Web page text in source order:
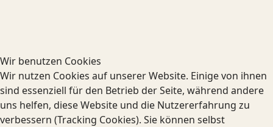
Wir benutzen Cookies
Wir nutzen Cookies auf unserer Website. Einige von ihnen
sind essenziell für den Betrieb der Seite, während andere
uns helfen, diese Website und die Nutzererfahrung zu
verbessern (Tracking Cookies). Sie können selbst